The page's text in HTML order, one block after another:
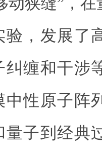
验，发展了
缠和干涉
中性原子阵
量子到经典